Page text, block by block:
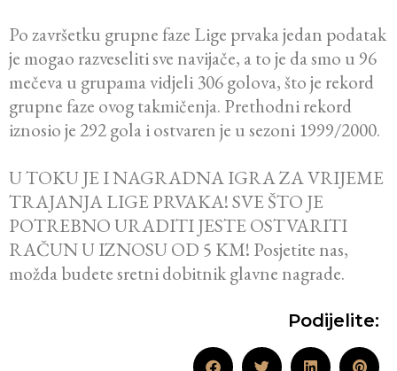
Po završetku grupne faze Lige prvaka jedan podatak
je mogao razveseliti sve navijače, a to je da smo u 96
mečeva u grupama vidjeli 306 golova, što je rekord
grupne faze ovog takmičenja. Prethodni rekord
iznosio je 292 gola i ostvaren je u sezoni 1999/2000.
U TOKU JE I NAGRADNA IGRA ZA VRIJEME
TRAJANJA LIGE PRVAKA! SVE ŠTO JE
POTREBNO URADITI JESTE OSTVARITI
RAČUN U IZNOSU OD 5 KM! Posjetite nas,
možda budete sretni dobitnik glavne nagrade.
Podijelite: